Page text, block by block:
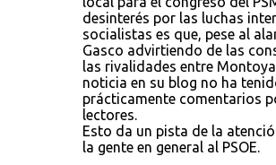
desinterés por las luchas
socialistas es que, pese al
Gasco advirtiendo de las
las rivalidades entre
noticia en su blog no ha
prácticamente comentarios
lectores.
Esto da un pista de la
la gente en general al PSOE.